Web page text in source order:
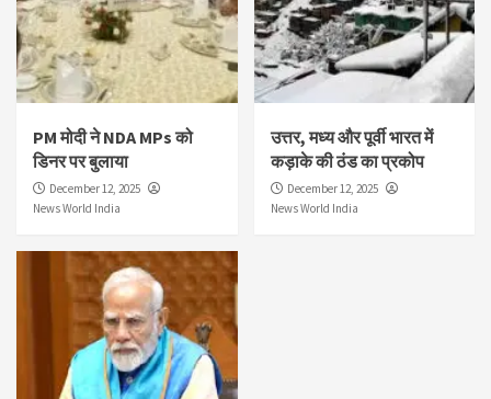
PM मोदी ने NDA MPs को
डिनर पर बुलाया
December 12, 2025
News World India
उत्तर, मध्य और पूर्वी भारत में
कड़ाके की ठंड का प्रकोप
December 12, 2025
News World India